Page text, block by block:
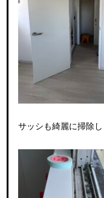
サッシも綺麗に掃除